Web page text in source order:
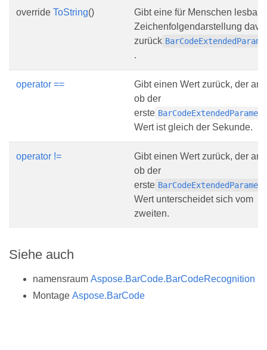
override ToString()
Gibt eine für Menschen lesbare
Zeichenfolgendarstellung
zurück
.
operator ==
Gibt einen Wert zurück, der
ob der
erste
Wert ist gleich der Sekunde.
operator !=
Gibt einen Wert zurück, der
ob der
erste
Wert unterscheidet sich vom
zweiten.
Siehe auch
namensraum Aspose.BarCode.BarCodeRecognition
Montage Aspose.BarCode